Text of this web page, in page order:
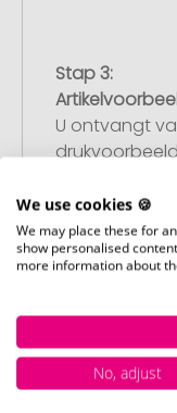
Stap 3:
U ontvangt
dit heeft
met de
Punctuele en
Na uw
afgesproken
We use cookies 🍪
We may place these for
show personalised
more information about
No, adjust